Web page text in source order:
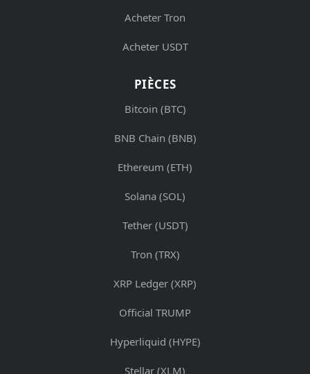
Acheter Tron
Acheter USDT
PIÈCES
Bitcoin (BTC)
BNB Chain (BNB)
Ethereum (ETH)
Solana (SOL)
Tether (USDT)
Tron (TRX)
XRP Ledger (XRP)
Official TRUMP
Hyperliquid (HYPE)
Stellar (XLM)